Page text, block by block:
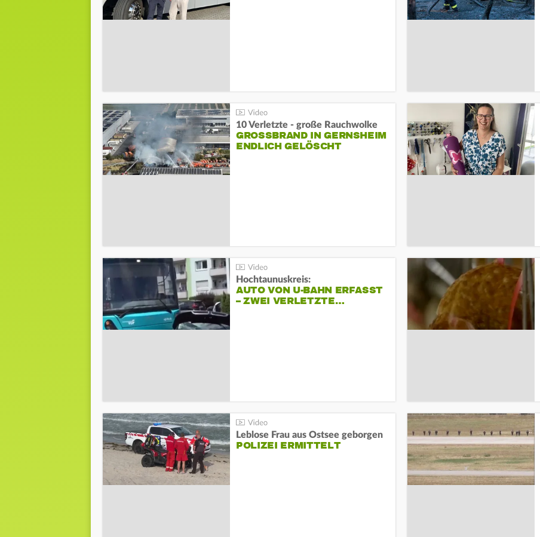
10 Verletzte - große Rauchwolke
GROSSBRAND IN GERNSHEIM E
NDLICH GELÖSCHT
Hochtaunuskreis:
AUTO VON U-BAHN ERFASST
– ZWEI VERLETZTE…
Leblose Frau aus Ostsee geborgen
POLIZEI ERMITTELT